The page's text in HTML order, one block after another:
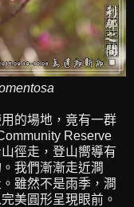
的場地，竟有一群
Reserve
徑走，登山嚮導有
我們漸漸走近澗
雖然不是雨季，澗
美圓形呈現眼前。